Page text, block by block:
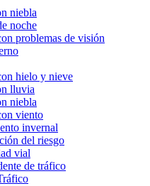
niebla
noche
problemas de visión
hielo y nieve
lluvia
niebla
viento
invernal
del riesgo
vial
de tráfico